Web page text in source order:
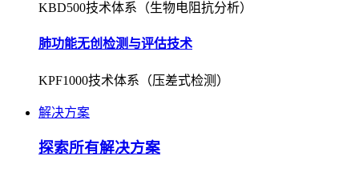
KBD500技术体系（生物电阻抗分析）
肺功能无创检测与评估技术
KPF1000技术体系（压差式检测）
解决方案
探索所有解决方案